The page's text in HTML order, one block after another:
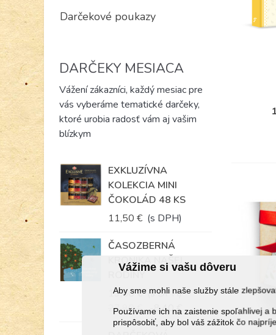
Vážime si vašu dôveru
Aby sme mohli naše služby stále
Používame ich na zaistenie spoľahlivej a
prispôsobiť, aby bol váš zážitok čo
Darčekové poukazy
DARČEKY MESIACA
Vážení zákazníci, každý mesiac pre
vás vyberáme tematické darčeky,
ktoré urobia radosť vám aj vašim
blízkym
EXKLUZÍVNA
KOLEKCIA MINI
ČOKOLÁD 48 KS
11,50 € (s DPH)
ČASOZBERNÁ
KRONIKA NAŠEJ
RODINY
19,50 € (s DPH)
27,90 € -8,40 €